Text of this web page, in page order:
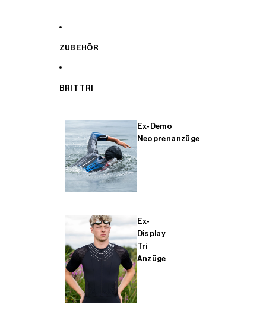
ZUBEHÖR
BRIT TRI
Ex-Demo
Neoprenanzüge
Ex-
Display
Tri
Anzüge